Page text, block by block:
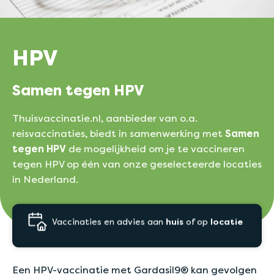
HPV
Samen tegen HPV
Thuisvaccinatie.nl, aanbieder van o.a.
reisvaccinaties, biedt in samenwerking met Samen
tegen HPV de mogelijkheid om je te vaccineren
tegen HPV op één van onze geselecteerde locaties
in Nederland.
Vaccinaties en advies aan huis of op locatie
Een HPV-vaccinatie met Gardasil9® kan gevolgen